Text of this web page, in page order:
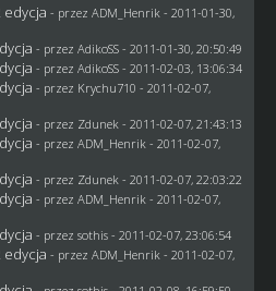
edycja - przez ADM_Henrik - 2011-01-30,
- przez AdikoSS - 2011-01-30, 20:50:49
- przez AdikoSS - 2011-02-03, 13:06:34
- przez Krychu710 - 2011-02-07,
- przez Zdunek - 2011-02-07, 21:43:13
- przez ADM_Henrik - 2011-02-07,
- przez Zdunek - 2011-02-07, 22:03:22
- przez ADM_Henrik - 2011-02-07,
- przez sothis- 2011-02-07, 23:06:54
edycja - przez ADM_Henrik - 2011-02-07,